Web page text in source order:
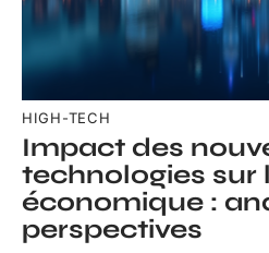
HIGH-TECH
Impact des
technologies sur
économique :
perspectives